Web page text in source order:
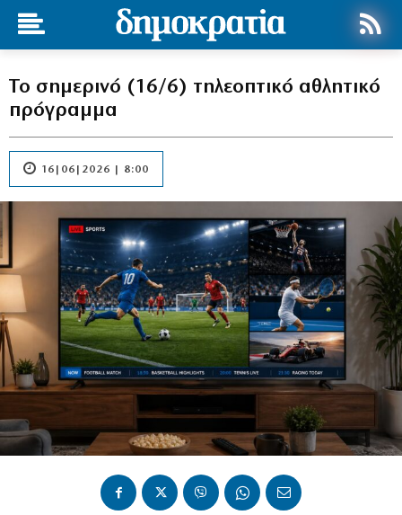
Το σημερινό (16/6) τηλεοπτικό αθλητικό
πρόγραμμα
16|06|2026 | 8:00